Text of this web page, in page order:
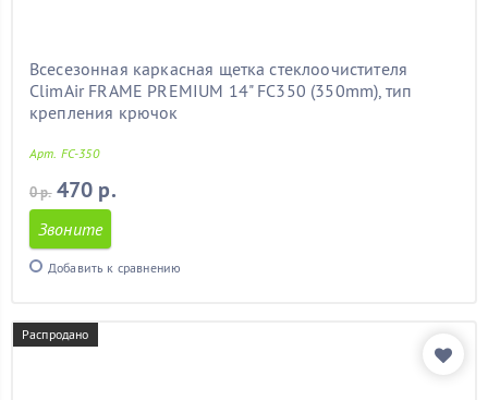
Всесезонная каркасная щетка стеклоочистителя
ClimAir FRAME PREMIUM 14" FC350 (350mm), тип
крепления крючок
Арт. FC-350
0 р. 470 р.
Звоните
Добавить к сравнению
Распродано